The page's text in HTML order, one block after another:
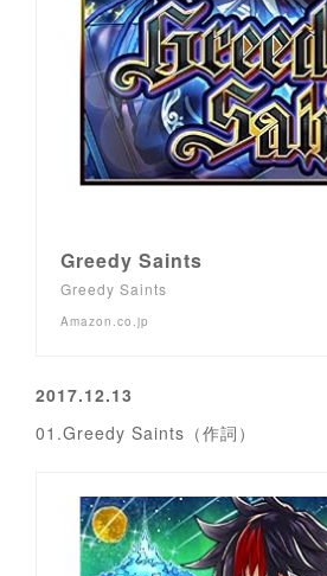
Greedy Saints
Greedy Saints
Amazon.co.jp
2017.12.13
01.Greedy Saints（作詞）